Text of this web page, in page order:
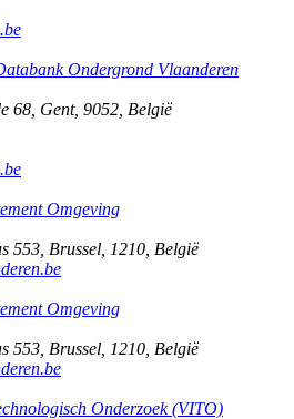
Ondergrond Vlaanderen
68 Gent, 9052 België
Omgeving
553 Brussel 1210 België
Omgeving
553 Brussel 1210 België
Onderzoek (VITO)